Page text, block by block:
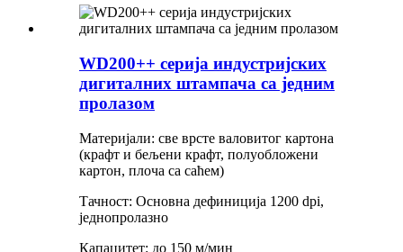
WD200++ серија индустријских
дигиталних штампача са једним
пролазом
Материјали: све врсте валовитог картона
(крафт и бељени крафт, полуобложени
картон, плоча са саћем)
Тачност: Основна дефиниција 1200 dpi,
једнопролазно
Капацитет: до 150 м/мин